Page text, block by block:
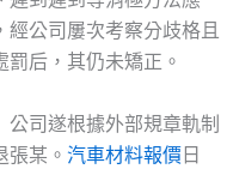
經公司屢次考察分歧格且
罰后，其仍未矯正。
公司遂根據外部規章軌制
張某。 汽車材料報價日